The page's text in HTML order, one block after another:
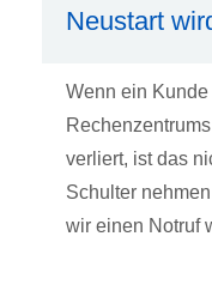
Neustart
Wenn ein
verliert, ist das
Schulter
wir einen Notruf